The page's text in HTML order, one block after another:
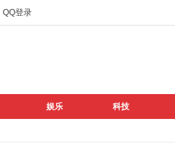
QQ登录
娱乐 科技